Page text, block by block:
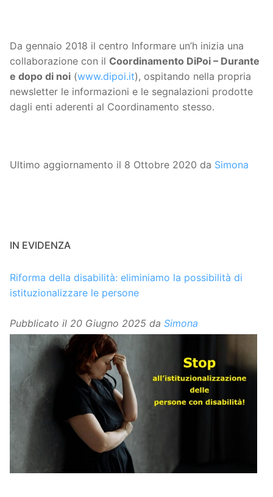
Da gennaio 2018 il centro Informare un’h inizia una
collaborazione con il Coordinamento DiPoi – Durante
e dopo di noi (www.dipoi.it), ospitando nella propria
newsletter le informazioni e le segnalazioni prodotte
dagli enti aderenti al Coordinamento stesso.
Ultimo aggiornamento il 8 Ottobre 2020 da Simona
IN EVIDENZA
Riforma della disabilità: eliminiamo la possibilità di
istituzionalizzare le persone
Pubblicato il 20 Giugno 2025 da Simona